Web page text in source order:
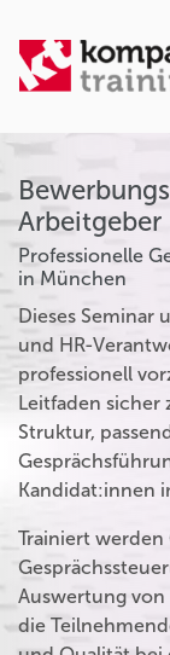
Arbeitgeber
Professionelle
in München
Dieses Seminar
und HR-
professionell
Leitfaden
Struktur,
Kandidat:innen
Trainiert werden
Auswertung von
die